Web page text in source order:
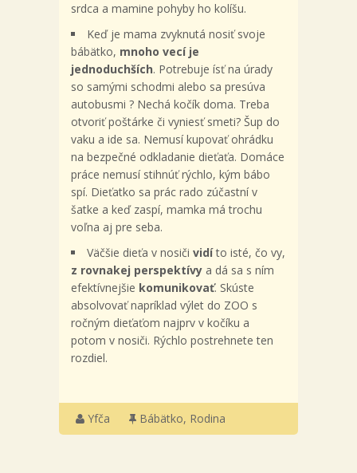
srdca a mamine pohyby ho kolíšu.
Keď je mama zvyknutá nosiť svoje
bábätko, mnoho vecí je
jednoduchších. Potrebuje ísť na úrady
so samými schodmi alebo sa presúva
autobusmi ? Nechá kočík doma. Treba
otvoriť poštárke či vyniesť smeti? Šup do
vaku a ide sa. Nemusí kupovať ohrádku
na bezpečné odkladanie dieťaťa. Domáce
práce nemusí stihnúť rýchlo, kým bábo
spí. Dieťatko sa prác rado zúčastní v
šatke a keď zaspí, mamka má trochu
voľna aj pre seba.
Väčšie dieťa v nosiči vidíto isté, čo vy,
z rovnakej perspektívy a dá sa s ním
efektívnejšie komunikovať. Skúste
absolvovať napríklad výlet do ZOO s
ročným dieťaťom najprv v kočíku a
potom v nosiči. Rýchlo postrehnete ten
rozdiel.
Yfča Bábätko, Rodina